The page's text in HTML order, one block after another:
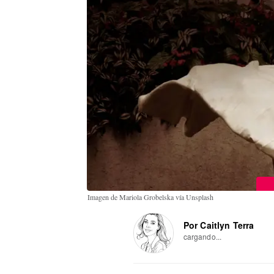
Imagen de Mariola Grobelska vía Unsplash
Por Caitlyn Terra
cargando...